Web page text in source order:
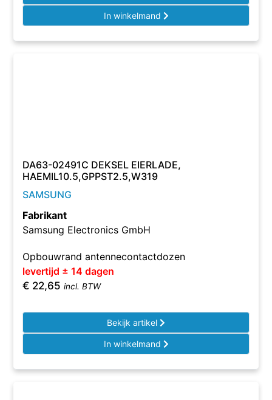
In winkelmand
DA63-02491C DEKSEL EIERLADE,
HAEMIL10.5,GPPST2.5,W319
SAMSUNG
Fabrikant
Samsung Electronics GmbH
Opbouwrand antennecontactdozen
levertijd ± 14 dagen
€ 22,65 incl. BTW
Bekijk artikel
In winkelmand